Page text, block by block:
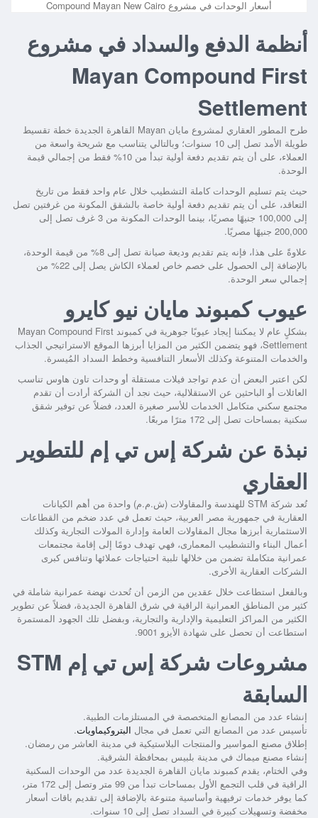
أسعار الوحدات في مشروع Compound Mayan New Cairo
أنظمة الدفع والسداد في مشروع
Mayan Compound First
Settlement
طرح المطور العقاري لمشروع مايان Mayan القاهرة الجديدة خطة تقسيط
طويلة الأمد تصل إلى 10 سنوات؛ وبالتالي يتناسب مع شريحة واسعة من
العملاء، على أن يتم تقديم دفعة أولية تبدأ من 10% فقط من إجمالي قيمة
الوحدة.
حيث يتم تسليم الوحدات كاملة التشطيب خلال عام واحد فقط من تاريخ
التعاقد، على أن يتم تقديم دفعة أولية خاصة بالشقق المكونة من غرفتين تصل
إلى 100,000 جنيهًا مصريًا، بينما الوحدات المكونة من 3 غرف تصل إلى
200,000 جنيهًا مصريًا.
علاوةً على هذا، فإنه يتم تقديم وديعة صيانة تصل إلى 8% من قيمة الوحدة،
بالإضافة إلى الحصول على خصم خاص لعملاء الكاش يصل إلى 22% من
إجمالي سعر الوحدة.
عيوب كمبوند مايان نيو كايرو
بشكلٍ عام لا يمكننا إيجاد عيوبًا جوهرية في كمبوند Mayan Compound First
Settlement، فهو يتضمن الكثير من المزايا أبرزها الموقع الاستراتيجي الجذاب
والخدمات المتنوعة وكذلك الأسعار التنافسية وخطط السداد المُيسرة.
لكن اعتبر البعض أن عدم تواجد فيلات مستقلة أو وحدات تاون هاوس تناسب
العائلات أو الباحثين عن الاستقلالية، حيث نجد أن الشركة أرادت أن تقدم
مجتمع سكني متكامل الخدمات للأسر صغيرة العدد، فضلاً عن توفير شقق
سكنية بمساحات تصل إلى 172 مترًا مربعًا.
نبذة عن شركة إس تي إم للتطوير
العقاري
تُعد شركة STM للهندسة والمقاولات (ش.م.م) واحدة من أهم الكيانات
العقارية في جمهورية مصر العربية، حيث تعمل في عدد ضخم من القطاعات
الاستثمارية أبرزها مجال المقاولات العامة وإدارة المولات التجارية وكذلك
أعمال البناء والتشطيب المعمارى، فهي تهدف دومًا إلى إقامة مجتمعات
عمرانية متكاملة تضمن من خلالها تلبية احتياجات عملائها وتنافس كبرى
الشركات العقارية الأخرى.
وبالفعل استطاعت خلال عقدين من الزمن أن تُحدث نهضة عمرانية شاملة في
كثير من المناطق العمرانية الراقية في شرق القاهرة الجديدة، فضلاً عن تطوير
الكثير من المراكز التعليمية والإدارية والتجارية، وبفضل تلك الجهود المستمرة
استطاعت أن تحصل على شهادة الأيزو 9001.
مشروعات شركة إس تي إم STM
السابقة
إنشاء عدد من المصانع المتخصصة في المستلزمات الطبية.
تأسيس عدد من المصانع التي تعمل في مجال البتروكيماويات.
إطلاق مصنع المواسير والمنتجات البلاستيكية في مدينة العاشر من رمضان.
إنشاء مصنع ميماك في مدينة بلبيس بمحافظة الشرقية.
وفي الختام، يقدم كمبوند مايان القاهرة الجديدة عدد من الوحدات السكنية
الراقية في قلب التجمع الأول بمساحات تبدأ من 99 متر وتصل إلى 172 متر،
كما يوفر خدمات ترفيهية وأساسية متنوعة بالإضافة إلى تقديم باقات أسعار
مخفضة وتسهيلات كبيرة في السداد تصل إلى 10 سنوات.